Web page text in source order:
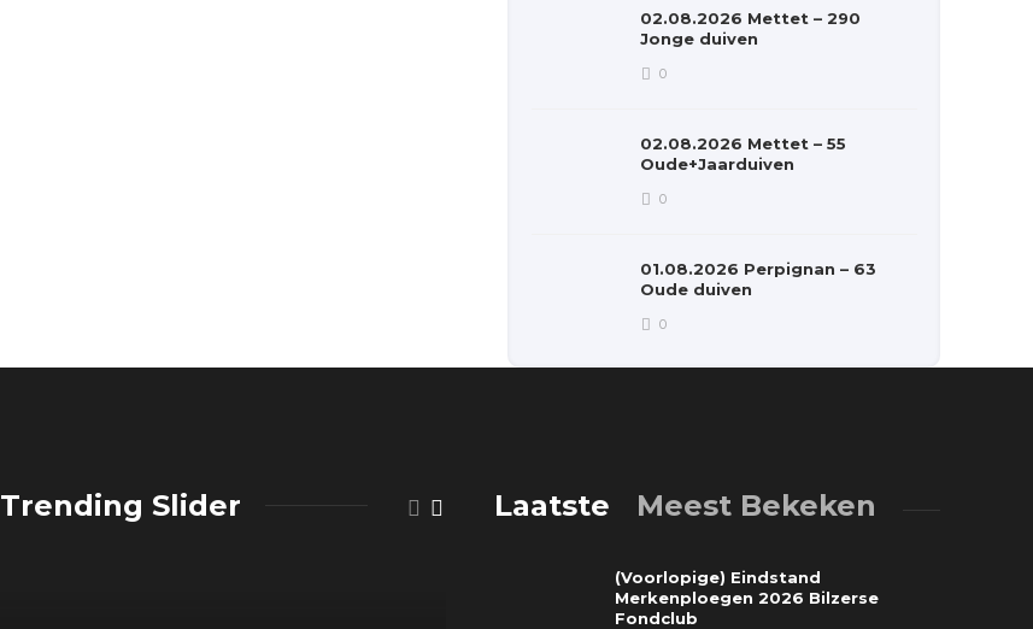
02.08.2026 Mettet – 290
Jonge duiven
0
02.08.2026 Mettet – 55
Oude+Jaarduiven
0
01.08.2026 Perpignan – 63
Oude duiven
0
Trending Slider Laatste Meest Bekeken
(Voorlopige) Eindstand
Merkenploegen 2026 Bilzerse
Fondclub